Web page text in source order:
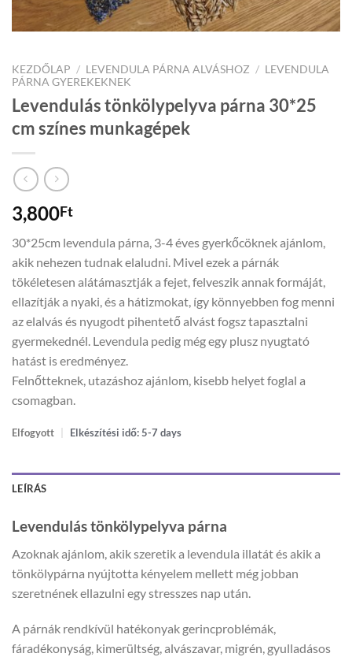
KEZDŐLAP / LEVENDULA PÁRNA ALVÁSHOZ / LEVENDULA
PÁRNA GYEREKEKNEK
Levendulás tönkölypelyva párna 30*25
cm színes munkagépek
3,800Ft
30*25cm levendula párna, 3-4 éves gyerkőcöknek ajánlom,
akik nehezen tudnak elaludni. Mivel ezek a párnák
tökéletesen alátámasztják a fejet, felveszik annak formáját,
ellazítják a nyaki, és a hátizmokat, így könnyebben fog menni
az elalvás és nyugodt pihentető alvást fogsz tapasztalni
gyermekednél. Levendula pedig még egy plusz nyugtató
hatást is eredményez.
Felnőtteknek, utazáshoz ajánlom, kisebb helyet foglal a
csomagban.
Elfogyott Elkészítési idő: 5-7 days
LEÍRÁS
Levendulás tönkölypelyva párna
Azoknak ajánlom, akik szeretik a levendula illatát és akik a
tönkölypárna nyújtotta kényelem mellett még jobban
szeretnének ellazulni egy stresszes nap után.
A párnák rendkívül hatékonyak gerincproblémák,
fáradékonyság, kimerültség, alvászavar, migrén, gyulladásos